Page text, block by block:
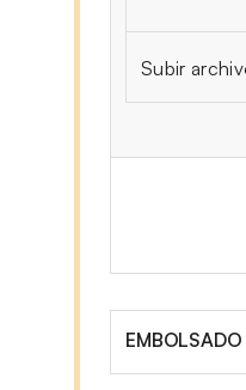
Subir
EMBOLSADO